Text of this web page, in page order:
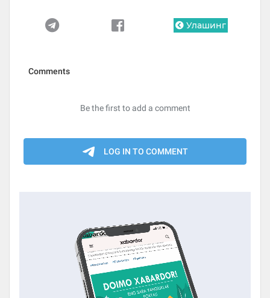
Улашинг